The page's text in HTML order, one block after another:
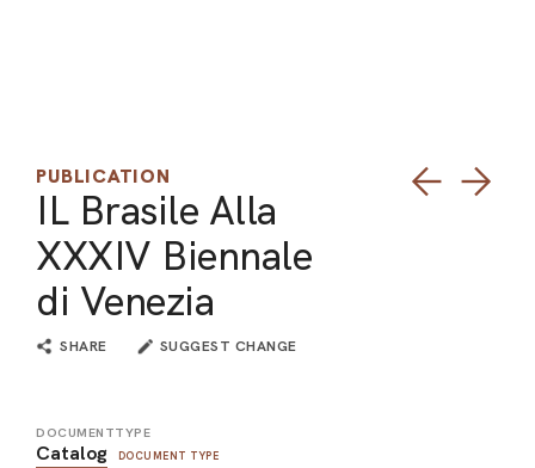
PUBLICATION
IL Brasile Alla
XXXIV Biennale
di Venezia
SHARE SUGGEST CHANGE
DOCUMENTTYPE
Catalog DOCUMENT TYPE